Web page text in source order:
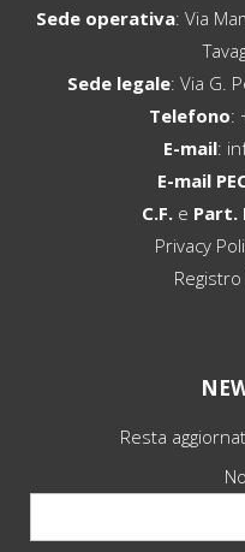
Sede operativa: Via
Sede legale: Via G.
Telefono:
E-mail:
E-mail
C.F. e Part.
Privacy
Resta